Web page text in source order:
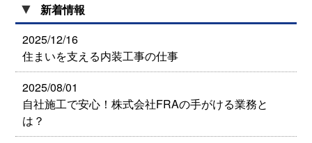
▼ 新着情報
2025/12/16
住まいを支える内装工事の仕事
2025/08/01
自社施工で安心！株式会社FRAの手がける業務と
は？